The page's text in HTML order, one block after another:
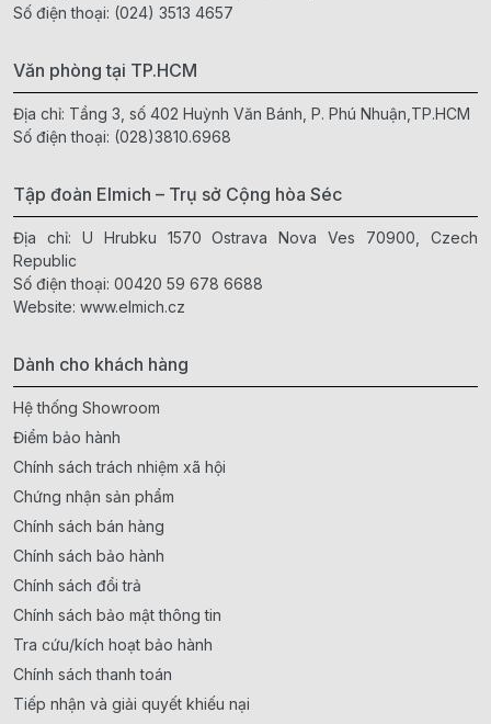
Số điện thoại: (024) 3513 4657
Văn phòng tại TP.HCM
Địa chỉ: Tầng 3, số 402 Huỳnh Văn Bánh, P. Phú Nhuận,TP.HCM
Số điện thoại: (028)3810.6968
Tập đoàn Elmich – Trụ sở Cộng hòa Séc
Địa chỉ: U Hrubku 1570 Ostrava Nova Ves 70900, Czech
Republic
Số điện thoại: 00420 59 678 6688
Website: www.elmich.cz
Dành cho khách hàng
Hệ thống Showroom
Điểm bảo hành
Chính sách trách nhiệm xã hội
Chứng nhận sản phẩm
Chính sách bán hàng
Chính sách bảo hành
Chính sách đổi trả
Chính sách bảo mật thông tin
Tra cứu/kích hoạt bảo hành
Chính sách thanh toán
Tiếp nhận và giải quyết khiếu nại